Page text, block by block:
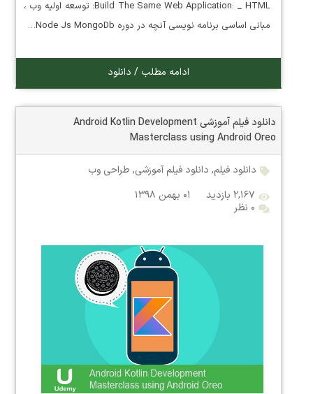
:Build The Same Web Application: _ HTML توسعه اولیه وب ،
مبانی اساسی برنامه نویسی آنچه در دوره Node Js MongoDb…
ادامه مطلب / دانلود
دانلود فیلم آموزشی Android Kotlin Development
Masterclass using Android Oreo
دانلود فیلم, دانلود فیلم آموزشی, طراحی وب
۲,۱۶۷ بازدید
۰۱ بهمن ۱۳۹۸
۰ نظر